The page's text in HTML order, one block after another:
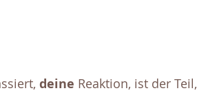
deine Reaktion, ist der Teil,